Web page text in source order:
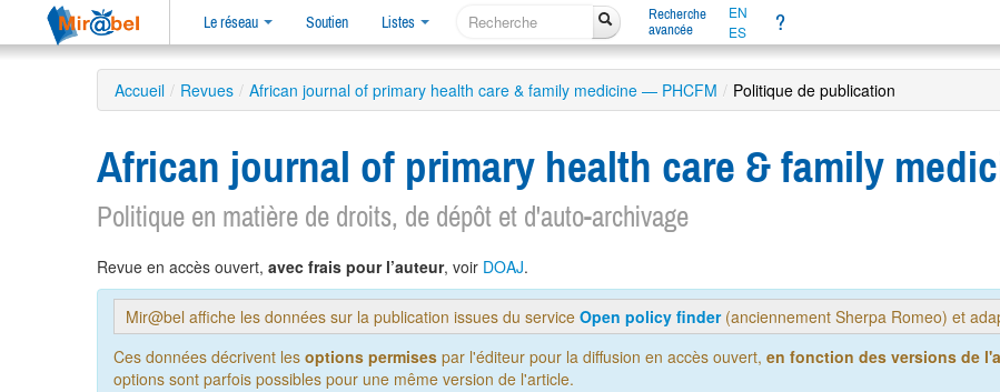
Le réseau Soutien Listes
Recherche
avancée
EN
ES
?
Accueil / Revues / African journal of primary health care & family medicine — PHCFM / Politique de publication
African journal of primary health care & family
Politique en matière de droits, de dépôt et d'auto-archivage
Revue en accès ouvert, avec frais pour l’auteur, voir DOAJ.
Mir@bel affiche les données sur la publication issues du service Open policy finder(anciennement Sherpa Romeo) et
Ces données décrivent les options permises par l'éditeur pour la diffusion en accès ouvert, en fonction des versions de
options sont parfois possibles pour une même version de l'article.